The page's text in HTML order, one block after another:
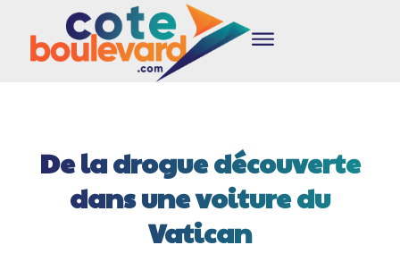
De la drogue découverte
dans une voiture du
Vatican